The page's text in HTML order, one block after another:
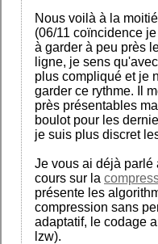
Nous voilà à la
(06/11 coïncidence
à garder à peu près
ligne, je sens
plus compliqué et je
garder ce rythme. Il
près présentables
boulot pour les
je suis plus discret
Je vous ai déjà parlé
cours sur la
présente les
compression sans
adaptatif, le codage
lzw).